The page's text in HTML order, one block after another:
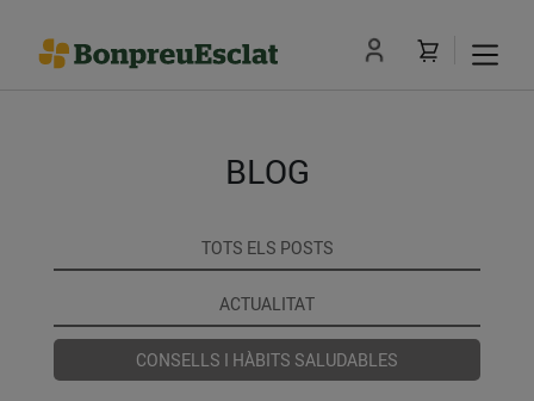
BLOG
TOTS ELS POSTS
ACTUALITAT
CONSELLS I HÀBITS SALUDABLES